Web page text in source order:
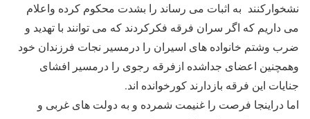
نشخوارکنند به اثبات می رساند را بشدت محکوم کرده واعلام
می داریم که اگر سران فرقه فکرکردند که می توانند با تهدید و
ضرب وشتم خانواده های اسیران را درمسیر نجات فرزندان خود
وهمچنین اعضای جداشده ازفرقه رجوی را درمسیر افشای
جنایات این فرقه بازدارند کورخوانده اند.
اما دراینجا فرصت را غنیمت شمرده و به دولت های غربی و